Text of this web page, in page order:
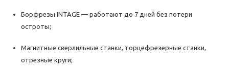
Борфрезы INTAGE — работают до 7 дней без потери
остроты;
Магнитные сверлильные станки, торцефрезерные станки,
отрезные круги;